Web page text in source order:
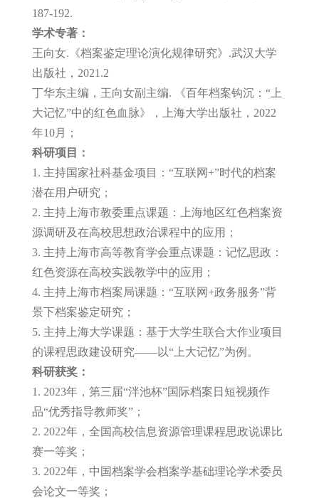
187-192.
学术专著：
王向女.《档案鉴定理论演化规律研究》.武汉大学
出版社，2021.2
丁华东主编，王向女副主编. 《百年档案钩沉：“上
大记忆”中的红色血脉》，上海大学出版社，2022
年10月；
科研项目：
1. 主持国家社科基金项目：“互联网+”时代的档案
潜在用户研究；
2. 主持上海市教委重点课题：上海地区红色档案资
源调研及在高校思想政治课程中的应用；
3. 主持上海市高等教育学会重点课题：记忆思政：
红色资源在高校实践教学中的应用；
4. 主持上海市档案局课题：“互联网 +政务服务”背
景下档案鉴定研究；
5. 主持上海大学课题：基于大学生联合大作业项目
的课程思政建设研究——以“上大记忆”为例。
科研获奖：
1. 2023年，第三届“泮池杯”国际档案日短视频作
品“优秀指导教师奖”；
2. 2022年，全国高校信息资源管理课程思政说课比
赛一等奖；
3. 2022年，中国档案学会档案学基础理论学术委员
会论文一等奖；